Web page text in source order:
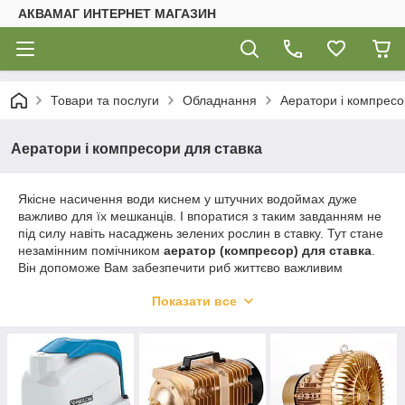
АКВАМАГ ИНТЕРНЕТ МАГАЗИН
Товари та послуги Обладнання Аератори і
Аератори і компресори для ставка
Якісне насичення води киснем у штучних водоймах дуже
важливо для їх мешканців. І впоратися з таким завданням не
під силу навіть насаджень зелених рослин в ставку. Тут стане
незамінним помічником аератор (компресор) для ставка
Він допоможе Вам забезпечити риб життєво важливим
Збагачення води киснем за допомогою компресора для
напором. Аератор виробляє не тільки
штучне насичення
води киснем, а й сприяє її природному збагачення: дрібні
бульбашки повітря піднімають воду з бідних на кисень нижніх
шарів на поверхню водойми, де вона стикається з повітрям.
Показати все